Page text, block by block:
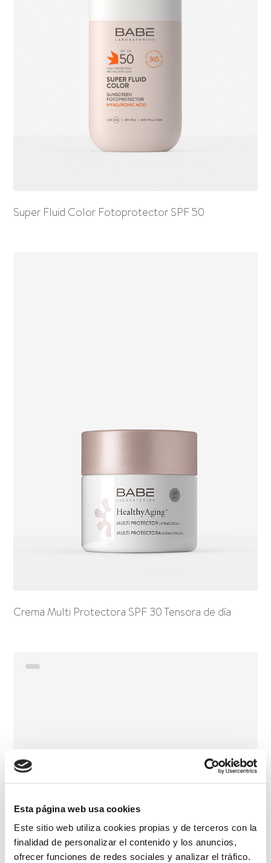
Esta página web usa cookies
Este sitio web utiliza cookies propias y de terceros con la
finalidad de personalizar el contenido y los anuncios,
ofrecer funciones de redes sociales y analizar el tráfico.
Super Fluid Color Fotoprotector SPF 50
Crema Multi Protectora SPF 30 Tensora de día